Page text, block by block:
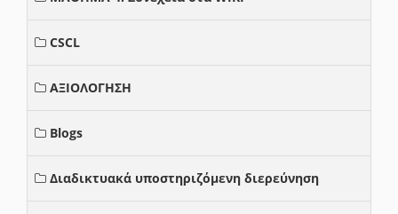
CSCL
ΑΞΙΟΛΟΓΗΣΗ
Blogs
Διαδικτυακά υποστηριζόμενη διερεύνηση